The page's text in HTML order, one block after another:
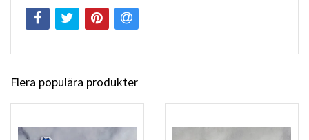
Flera populära produkter